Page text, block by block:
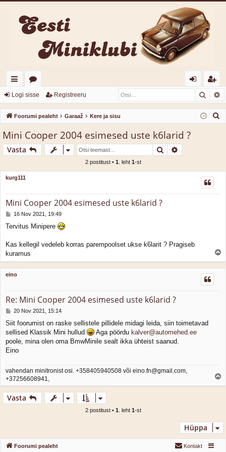
iirl
in
gi
d
o
or
u
mi
d
i
sis
eg
ist
re
Logi sisse Registreeru Otsi
Foorumi pealeht Garaaž Kere ja sisu
Mini Cooper 2004 esimesed uste k6larid ?
Vasta Otsi
2 postitust • 1 . leht 1-st
kurg111
Mini Cooper 2004 esimesed uste k6larid ?
P
s
i
t
16 Nov 2021, 19:49
Tervitus Minipere
Kas kellegil vedeleb korras parempoolset ukse k6larit ? Pragiseb
kuramus
l
e
eino
Re: Mini Cooper 2004 esimesed uste k6larid ?
P
s
t
i
t
20 Nov 2021, 15:14
Siit foorumist on raske sellistele pillidele midagi leida, siin toimetavad
sellised Klassik Mini hullud
Aga pöördu kalver@automehed.ee
poole, mina olen oma BmwMinile sealt ikka ühteist saanud.
Eino
vahendan minitronist osi. +358405940508 või eino.fn@gmail.com,
+37256608941,
Vasta
2 postitust • 1 . leht 1-st
Hüppa
Foorumi pealeht Kontakt